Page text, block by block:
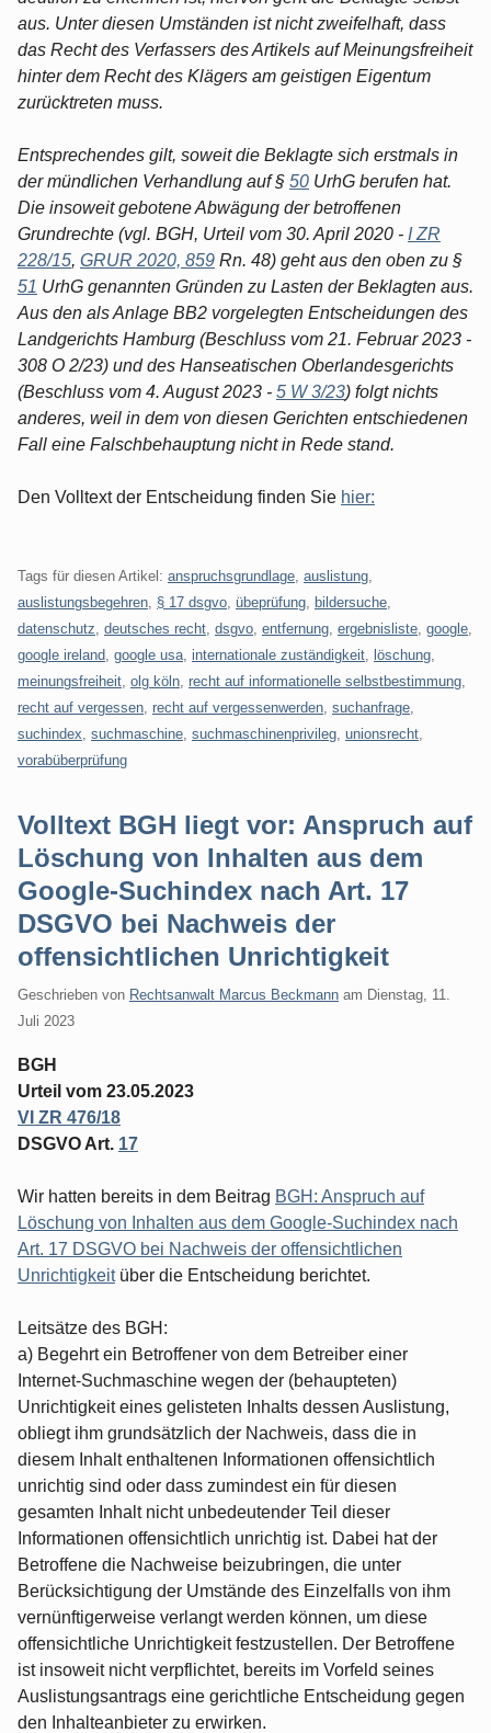
aus. Unter diesen Umständen ist nicht zweifelhaft, dass
das Recht des Verfassers des Artikels auf Meinungsfreiheit
hinter dem Recht des Klägers am geistigen Eigentum
zurücktreten muss.
Entsprechendes gilt, soweit die Beklagte sich erstmals in
der mündlichen Verhandlung auf § 50 UrhG berufen hat.
Die insoweit gebotene Abwägung der betroffenen
Grundrechte (vgl. BGH, Urteil vom 30. April 2020 - I ZR
228/15, GRUR 2020, 859 Rn. 48) geht aus den oben zu §
51 UrhG genannten Gründen zu Lasten der Beklagten aus.
Aus den als Anlage BB2 vorgelegten Entscheidungen des
Landgerichts Hamburg (Beschluss vom 21. Februar 2023 -
308 O 2/23) und des Hanseatischen Oberlandesgerichts
(Beschluss vom 4. August 2023 - 5 W 3/23) folgt nichts
anderes, weil in dem von diesen Gerichten entschiedenen
Fall eine Falschbehauptung nicht in Rede stand.
Den Volltext der Entscheidung finden Sie hier:
Tags für diesen Artikel: anspruchsgrundlage auslistung
auslistungsbegehren § 17 dsgvo übeprüfung bildersuche
datenschutz deutsches recht dsgvo entfernung ergebnisliste google
google ireland google usa internationale zuständigkeit löschung
meinungsfreiheit olg köln recht auf informationelle selbstbestimmung
recht auf vergessen recht auf vergessenwerden suchanfrage
suchindex suchmaschine suchmaschinenprivileg unionsrecht
vorabüberprüfung
Volltext BGH liegt vor: Anspruch auf
Löschung von Inhalten aus dem
Google-Suchindex nach Art. 17
DSGVO bei Nachweis der
offensichtlichen Unrichtigkeit
Geschrieben von Rechtsanwalt Marcus Beckmann am Dienstag, 11.
Juli 2023
BGH
Urteil vom 23.05.2023
VI ZR 476/18
DSGVO Art. 17
Wir hatten bereits in dem Beitrag BGH: Anspruch auf
Löschung von Inhalten aus dem Google-Suchindex nach
Art. 17 DSGVO bei Nachweis der offensichtlichen
Unrichtigkeitüber die Entscheidung berichtet.
Leitsätze des BGH:
a) Begehrt ein Betroffener von dem Betreiber einer
Internet-Suchmaschine wegen der (behaupteten)
Unrichtigkeit eines gelisteten Inhalts dessen Auslistung,
obliegt ihm grundsätzlich der Nachweis, dass die in
diesem Inhalt enthaltenen Informationen offensichtlich
unrichtig sind oder dass zumindest ein für diesen
gesamten Inhalt nicht unbedeutender Teil dieser
Informationen offensichtlich unrichtig ist. Dabei hat der
Betroffene die Nachweise beizubringen, die unter
Berücksichtigung der Umstände des Einzelfalls von ihm
vernünftigerweise verlangt werden können, um diese
offensichtliche Unrichtigkeit festzustellen. Der Betroffene
ist insoweit nicht verpflichtet, bereits im Vorfeld seines
Auslistungsantrags eine gerichtliche Entscheidung gegen
den Inhalteanbieter zu erwirken.